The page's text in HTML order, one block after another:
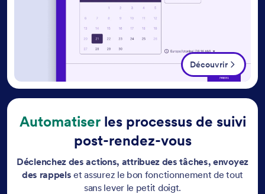
Découvrir
Automatiserles processus de suivi
post-rendez-vous
Déclenchez des actions, attribuez des tâches, envoyez
des rappels et assurez le bon fonctionnement de tout
sans lever le petit doigt.